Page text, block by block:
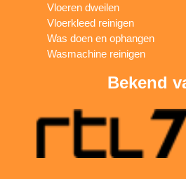
Vloeren dweilen
Vloerkleed reinigen
Was doen en ophangen
Wasmachine reinigen
Bekend